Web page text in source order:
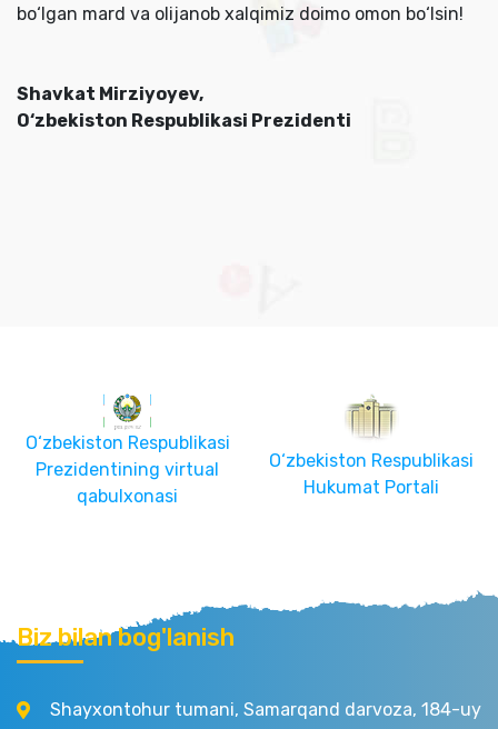
bo‘lgan mard va olijanob xalqimiz doimo omon bo‘lsin!
Shavkat Mirziyoyev,
O‘zbekiston Respublikasi Prezidenti
O‘zbekiston Respublikasi
Prezidentining virtual
qabulxonasi
O‘zbekiston Respublikasi
Hukumat Portali
Biz bilan bog'lanish
Shayxontohur tumani, Samarqand darvoza, 184-uy